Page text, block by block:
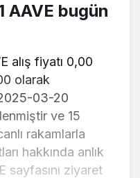
AAVE bugün
alış fiyatı 0,00
olarak
03-20
ve 15
rakamlarla
hakkında anlık
sayfasını ziyaret